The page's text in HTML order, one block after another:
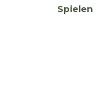
Spielen